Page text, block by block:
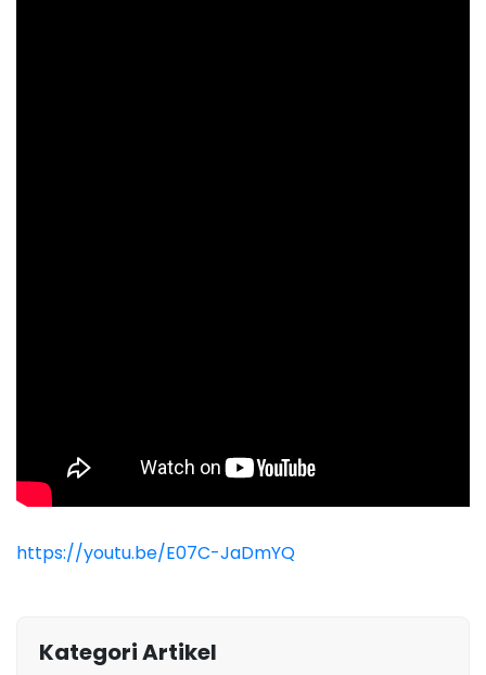
https://youtu.be/E07C-JaDmYQ
Kategori Artikel